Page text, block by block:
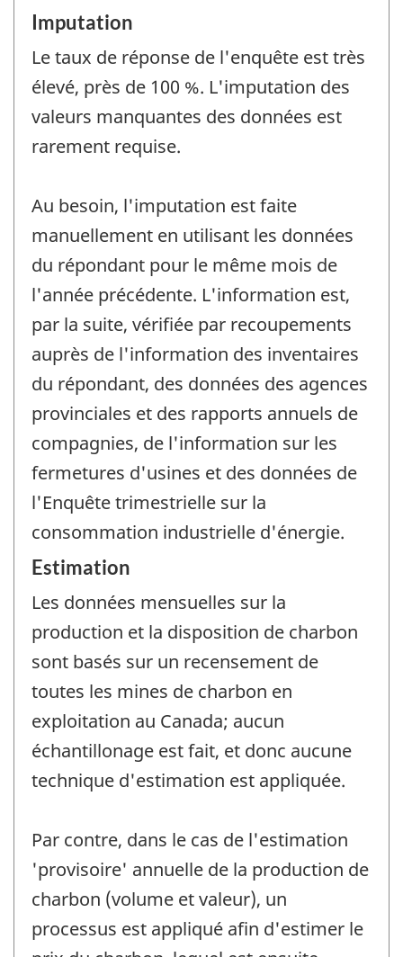
Imputation
Le taux de réponse de l'enquête est très
élevé, près de 100 %. L'imputation des
valeurs manquantes des données est
rarement requise.
Au besoin, l'imputation est faite
manuellement en utilisant les données
du répondant pour le même mois de
l'année précédente. L'information est,
par la suite, vérifiée par recoupements
auprès de l'information des inventaires
du répondant, des données des agences
provinciales et des rapports annuels de
compagnies, de l'information sur les
fermetures d'usines et des données de
l'Enquête trimestrielle sur la
consommation industrielle d'énergie.
Estimation
Les données mensuelles sur la
production et la disposition de charbon
sont basés sur un recensement de
toutes les mines de charbon en
exploitation au Canada; aucun
échantillonage est fait, et donc aucune
technique d'estimation est appliquée.
Par contre, dans le cas de l'estimation
'provisoire' annuelle de la production de
charbon (volume et valeur), un
processus est appliqué afin d'estimer le